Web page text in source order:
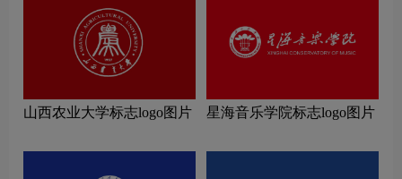
山西农业大学标志logo图片 星海音乐学院标志logo图片